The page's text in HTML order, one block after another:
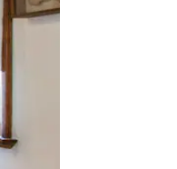
glisser.